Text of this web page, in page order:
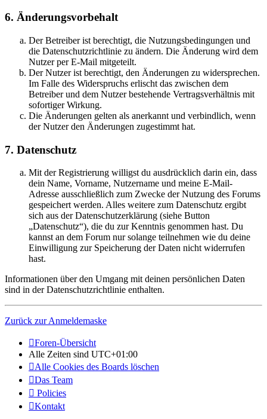
6. Änderungsvorbehalt
Der Betreiber ist berechtigt, die Nutzungsbedingungen und
die Datenschutzrichtlinie zu ändern. Die Änderung wird dem
Nutzer per E-Mail mitgeteilt.
Der Nutzer ist berechtigt, den Änderungen zu widersprechen.
Im Falle des Widerspruchs erlischt das zwischen dem
Betreiber und dem Nutzer bestehende Vertragsverhältnis mit
sofortiger Wirkung.
Die Änderungen gelten als anerkannt und verbindlich, wenn
der Nutzer den Änderungen zugestimmt hat.
7. Datenschutz
Mit der Registrierung willigst du ausdrücklich darin ein, dass
dein Name, Vorname, Nutzername und meine E-Mail-
Adresse ausschließlich zum Zwecke der Nutzung des Forums
gespeichert werden. Alles weitere zum Datenschutz ergibt
sich aus der Datenschutzerklärung (siehe Button
„Datenschutz“), die du zur Kenntnis genommen hast. Du
kannst an dem Forum nur solange teilnehmen wie du deine
Einwilligung zur Speicherung der Daten nicht widerrufen
hast.
Informationen über den Umgang mit deinen persönlichen Daten
sind in der Datenschutzrichtlinie enthalten.
Zurück zur Anmeldemaske
Foren-Übersicht
Alle Zeiten sind UTC+01:00
Alle Cookies des Boards löschen
Das Team
Policies
Kontakt